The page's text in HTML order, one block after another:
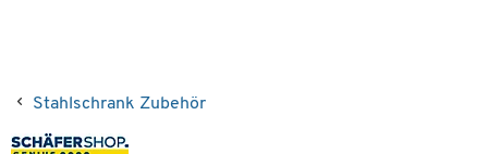
Stahlschrank Zubehör